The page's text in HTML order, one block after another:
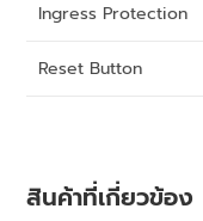
Ingress Protection
Reset Button
สินค้าที่เกี่ยวข้อง